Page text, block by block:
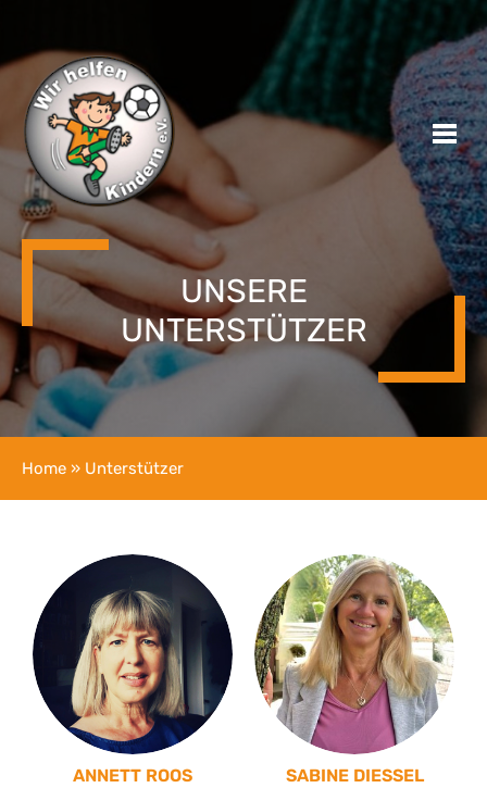
UNSERE
UNTERSTÜTZER
Home » Unterstützer
ANNETT ROOS SABINE DIESSEL